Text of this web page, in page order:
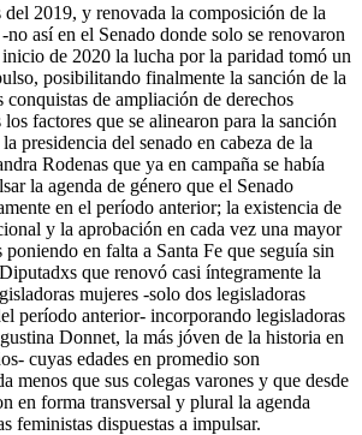
del 2019, y renovada la composición de la
así en el Senado donde solo se renovaron
de 2020 la lucha por la paridad tomó un
posibilitando finalmente la sanción de la
conquistas de ampliación de derechos
factores que se alinearon para la sanción
presidencia del senado en cabeza de la
Rodenas que ya en campaña se había
la agenda de género que el Senado
en el período anterior; la existencia de
y la aprobación en cada vez una mayor
en falta a Santa Fe que seguía sin
que renovó casi íntegramente la
mujeres -solo dos legisladoras
período anterior- incorporando legisladoras
Donnet, la más jóven de la historia en
cuyas edades en promedio son
menos que sus colegas varones y que desde
en forma transversal y plural la agenda
feministas dispuestas a impulsar.